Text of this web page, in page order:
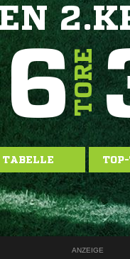
TORE
TABELLE
ANZEIGE